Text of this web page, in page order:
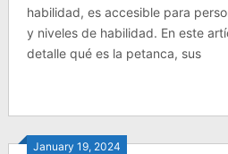
habilidad, es accesible para
y niveles de habilidad. En este
detalle qué es la petanca, sus
January 19, 2024